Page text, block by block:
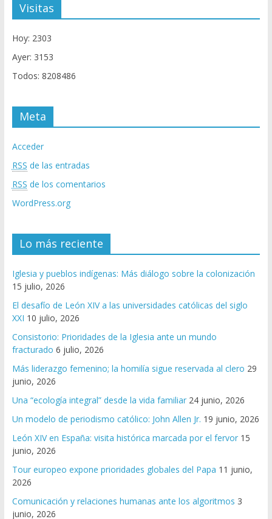
Visitas
Hoy: 2303
Ayer: 3153
Todos: 8208486
Meta
Acceder
RSS de las entradas
RSS de los comentarios
WordPress.org
Lo más reciente
Iglesia y pueblos indígenas: Más diálogo sobre la colonización
15 julio, 2026
El desafío de León XIV a las universidades católicas del siglo
XXI 10 julio, 2026
Consistorio: Prioridades de la Iglesia ante un mundo
fracturado 6 julio, 2026
Más liderazgo femenino; la homilía sigue reservada al clero 29
junio, 2026
Una “ecología integral” desde la vida familiar 24 junio, 2026
Un modelo de periodismo católico: John Allen Jr. 19 junio, 2026
León XIV en España: visita histórica marcada por el fervor 15
junio, 2026
Tour europeo expone prioridades globales del Papa 11 junio,
2026
Comunicación y relaciones humanas ante los algoritmos 3
junio, 2026